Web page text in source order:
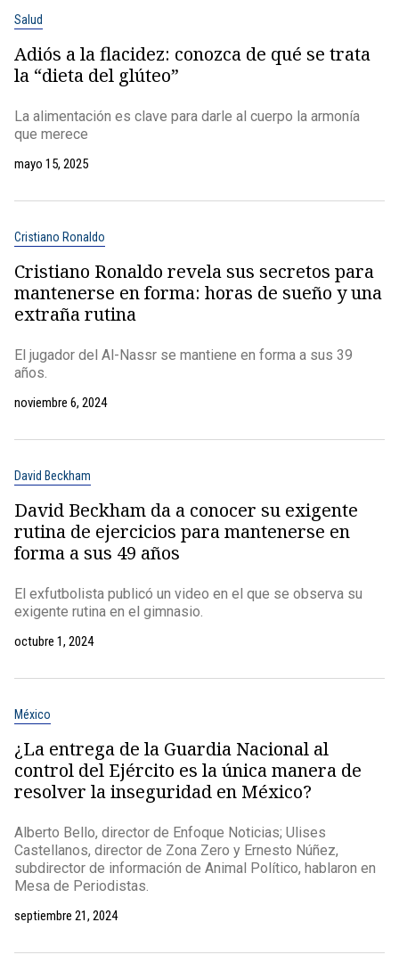
Salud
Adiós a la flacidez: conozca de qué se trata
la “dieta del glúteo”
La alimentación es clave para darle al cuerpo la armonía
que merece
mayo 15, 2025
Cristiano Ronaldo
Cristiano Ronaldo revela sus secretos para
mantenerse en forma: horas de sueño y una
extraña rutina
El jugador del Al-Nassr se mantiene en forma a sus 39
años.
noviembre 6, 2024
David Beckham
David Beckham da a conocer su exigente
rutina de ejercicios para mantenerse en
forma a sus 49 años
El exfutbolista publicó un video en el que se observa su
exigente rutina en el gimnasio.
octubre 1, 2024
México
¿La entrega de la Guardia Nacional al
control del Ejército es la única manera de
resolver la inseguridad en México?
Alberto Bello, director de Enfoque Noticias; Ulises
Castellanos, director de Zona Zero y Ernesto Núñez,
subdirector de información de Animal Político, hablaron en
Mesa de Periodistas.
septiembre 21, 2024